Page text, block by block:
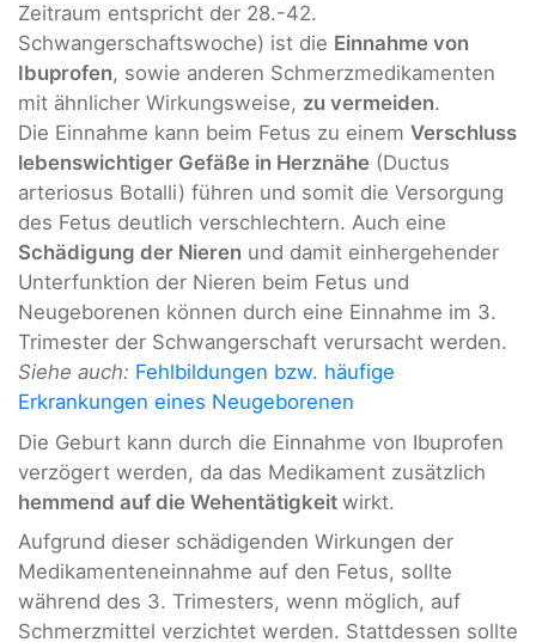
Zeitraum entspricht der 28.-42.
Schwangerschaftswoche) ist die Einnahme von
Ibuprofen, sowie anderen Schmerzmedikamenten
mit ähnlicher Wirkungsweise, zu vermeiden.
Die Einnahme kann beim Fetus zu einem Verschluss
lebenswichtiger Gefäße in Herznähe (Ductus
arteriosus Botalli) führen und somit die Versorgung
des Fetus deutlich verschlechtern. Auch eine
Schädigung der Nieren und damit einhergehender
Unterfunktion der Nieren beim Fetus und
Neugeborenen können durch eine Einnahme im 3.
Trimester der Schwangerschaft verursacht werden.
Siehe auch: Fehlbildungen bzw. häufige
Erkrankungen eines Neugeborenen
Die Geburt kann durch die Einnahme von Ibuprofen
verzögert werden, da das Medikament zusätzlich
hemmend auf die Wehentätigkeit wirkt.
Aufgrund dieser schädigenden Wirkungen der
Medikamenteneinnahme auf den Fetus, sollte
während des 3. Trimesters, wenn möglich, auf
Schmerzmittel verzichtet werden. Stattdessen sollte